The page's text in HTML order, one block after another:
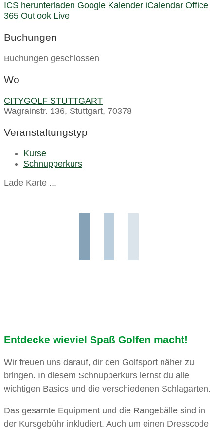
ICS herunterladen Google Kalender iCalendar Office
365 Outlook Live
Buchungen
Buchungen geschlossen
Wo
CITYGOLF STUTTGART
Wagrainstr. 136, Stuttgart, 70378
Veranstaltungstyp
Kurse
Schnupperkurs
Lade Karte ...
Entdecke wieviel Spaß Golfen macht!
Wir freuen uns darauf, dir den Golfsport näher zu
bringen. In diesem Schnupperkurs lernst du alle
wichtigen Basics und die verschiedenen Schlagarten.
Das gesamte Equipment und die Rangebälle sind in
der Kursgebühr inkludiert. Auch um einen Dresscode